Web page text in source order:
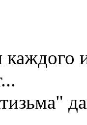
каждого